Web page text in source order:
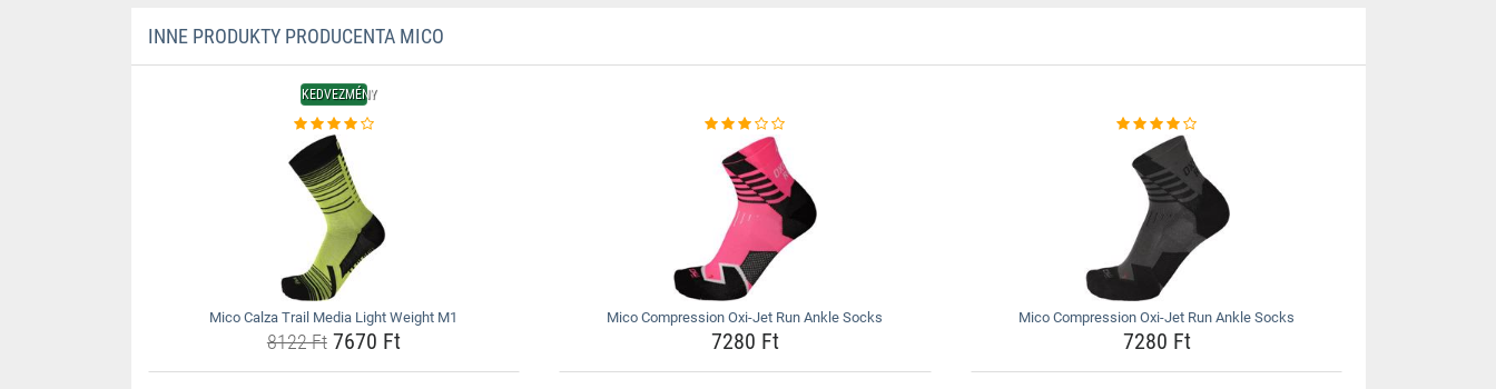
INNE PRODUKTY PRODUCENTA MICO
KEDVEZMÉNY
Mico Calza Trail Media Light Weight M1
8122 Ft7670 Ft
Mico Compression Oxi-Jet Run Ankle Socks
7280 Ft
Mico Compression Oxi-Jet Run Ankle Socks
7280 Ft